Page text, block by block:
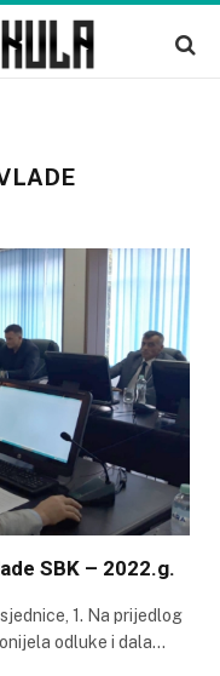
SBK – 2022.g.
1. Na prijedlog
odluke i dala…